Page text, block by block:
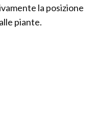
la posizione
piante.